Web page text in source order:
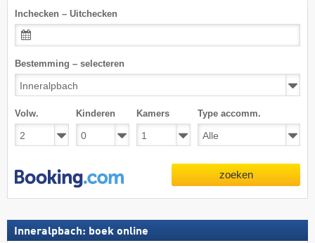
Inchecken – Uitchecken
Bestemming – selecteren
Volw. Kinderen Kamers Type accomm.
zoeken
Inneralpbach: boek online